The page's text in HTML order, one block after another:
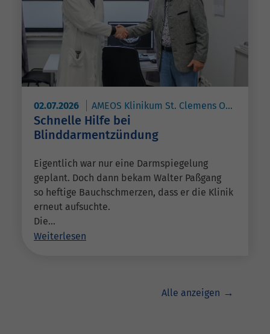
02.07.2026 AMEOS Klinikum St. Clemens Oberhausen
Schnelle Hilfe bei
Blinddarmentzündung
Eigentlich war nur eine Darmspiegelung
geplant. Doch dann bekam Walter Paßgang
so heftige Bauchschmerzen, dass er die Klinik
erneut aufsuchte.
Die…
Weiterlesen
Alle anzeigen